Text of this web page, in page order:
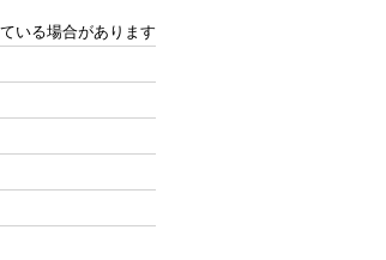
いる場合があります